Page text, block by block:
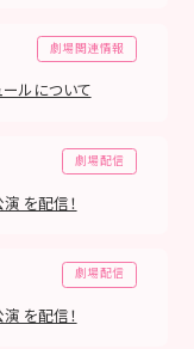
劇場関連情報
ルについて
劇場配信
を配信！
劇場配信
を配信！